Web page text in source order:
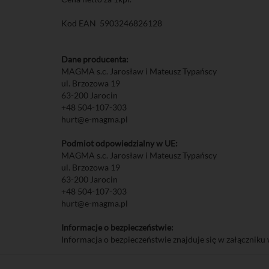
Kod EAN 5903246826128
Dane producenta:
MAGMA s.c. Jarosław i Mateusz Typańscy
ul. Brzozowa 19
63-200 Jarocin
+48 504-107-303
hurt@e-magma.pl
Podmiot odpowiedzialny w UE:
MAGMA s.c. Jarosław i Mateusz Typańscy
ul. Brzozowa 19
63-200 Jarocin
+48 504-107-303
hurt@e-magma.pl
Informacje o bezpieczeństwie:
Informacja o bezpieczeństwie znajduje się w